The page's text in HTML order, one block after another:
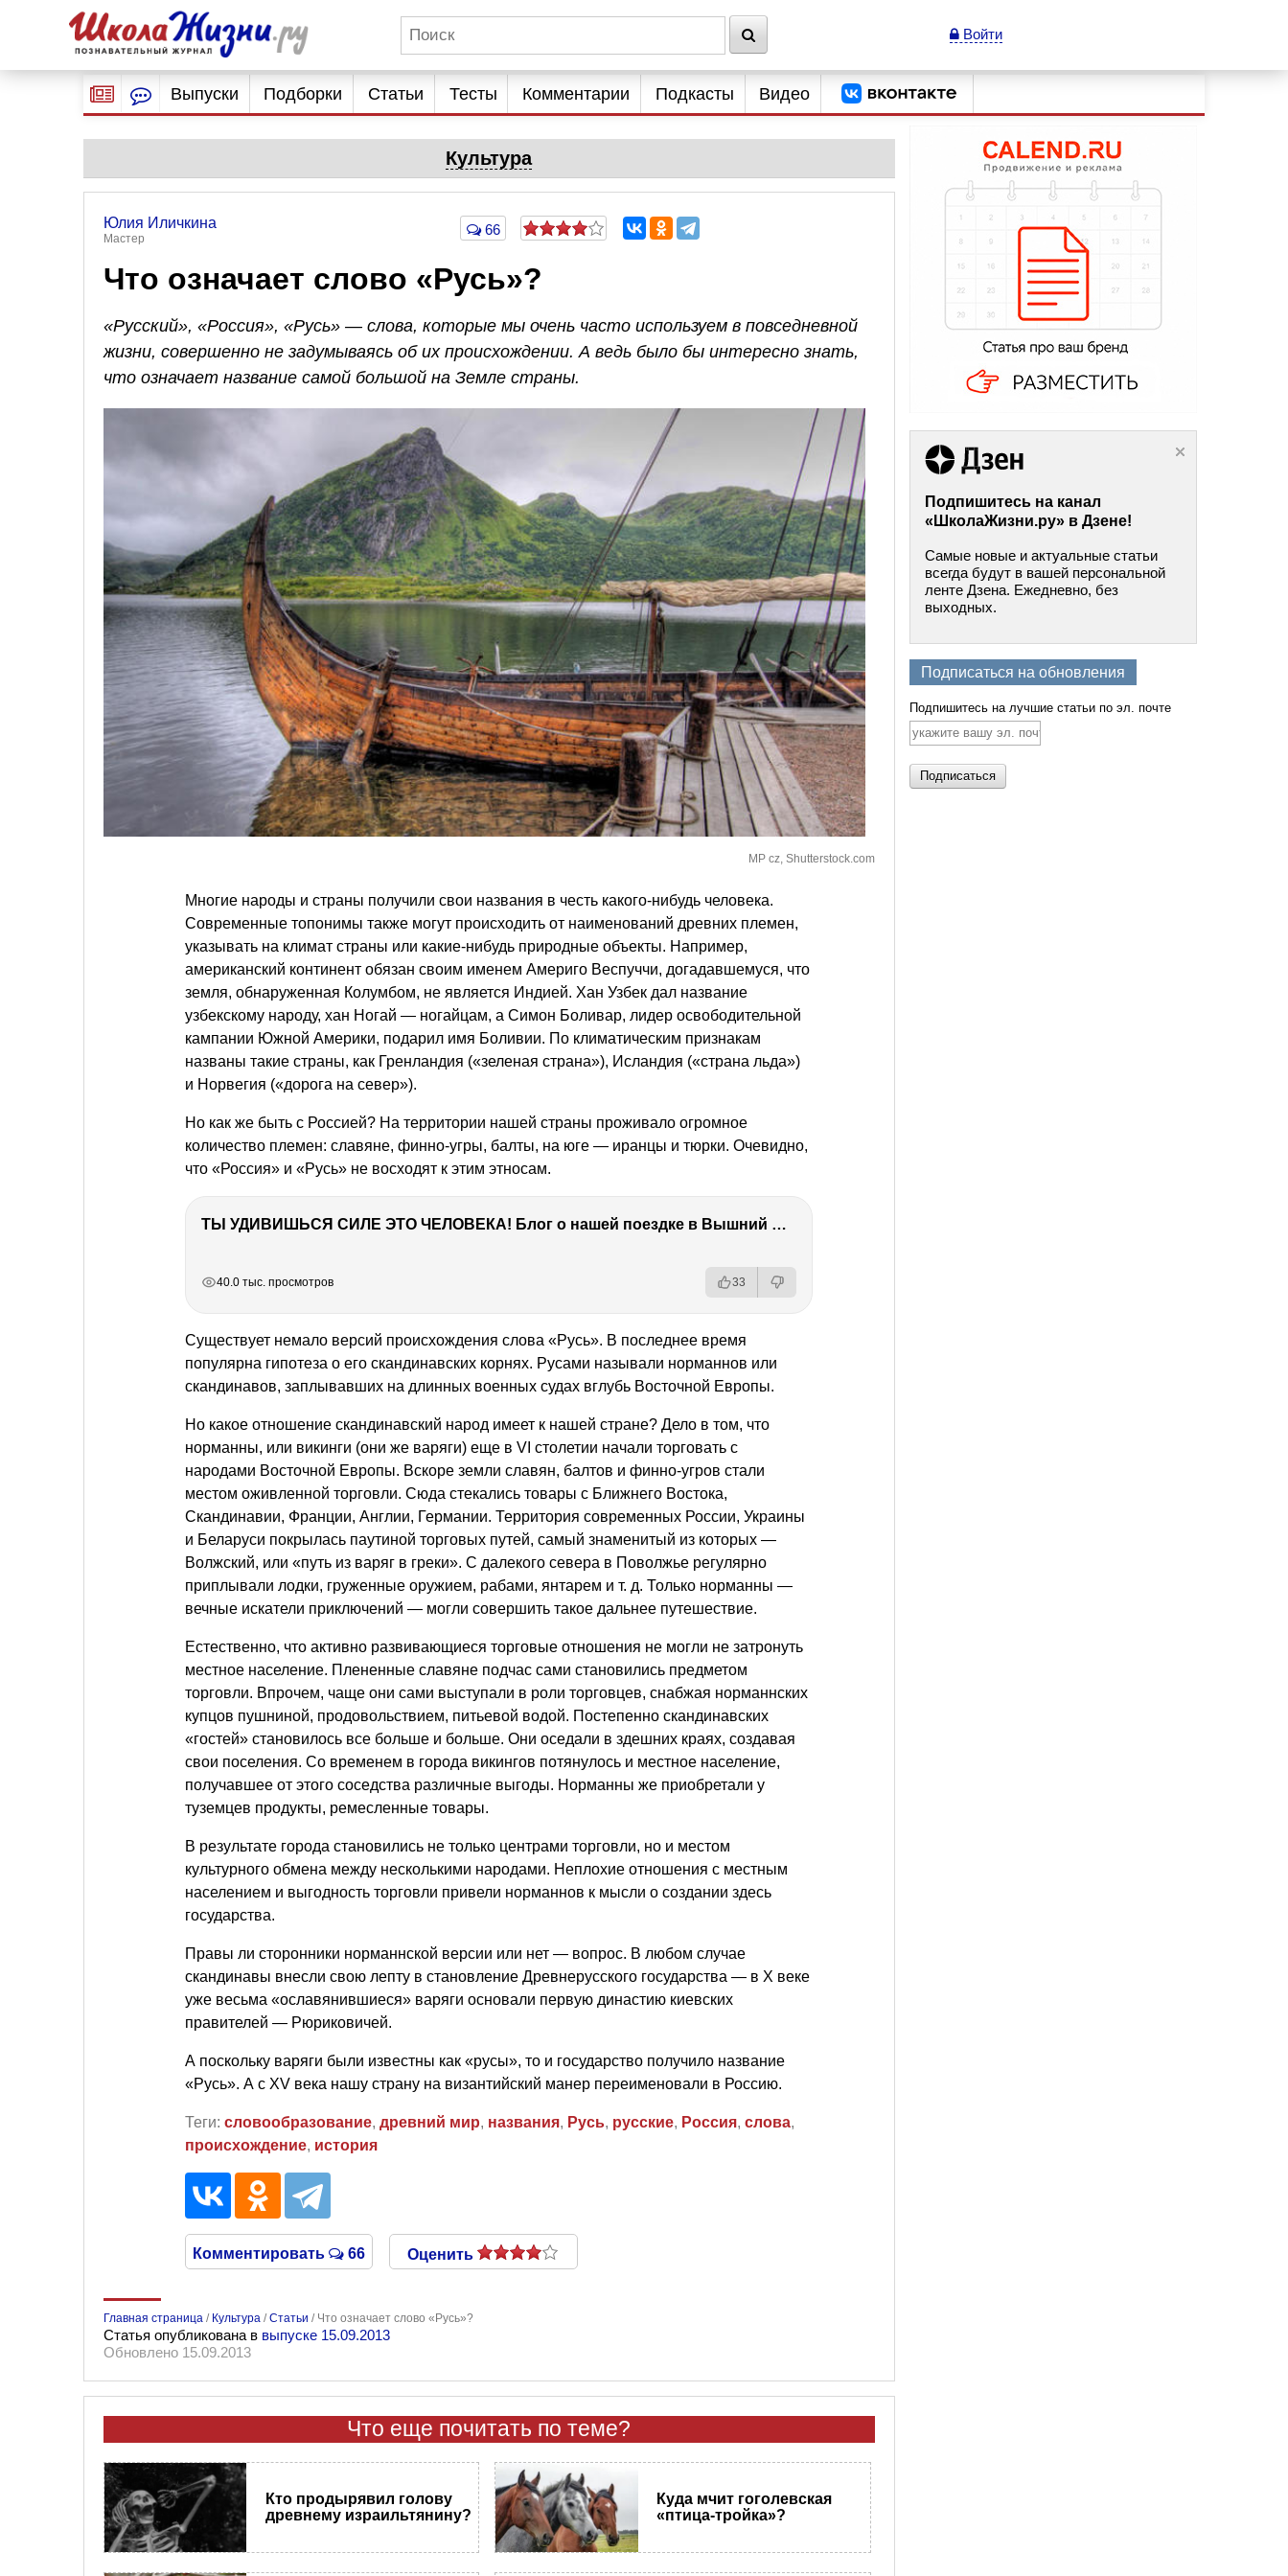
Войти
Выпуски Подборки Статьи Тесты Комментарии Подкасты Видео
Культура
Юлия Иличкина
Мастер
66
Что означает слово «Русь»?
«Русский», «Россия», «Русь» — слова, которые мы очень часто используем в повседневной
жизни, совершенно не задумываясь об их происхождении. А ведь было бы интересно знать,
что означает название самой большой на Земле страны.
MP cz, Shutterstock.com
Многие народы и страны получили свои названия в честь какого-нибудь человека.
Современные топонимы также могут происходить от наименований древних племен,
указывать на климат страны или какие-нибудь природные объекты. Например,
американский континент обязан своим именем Америго Веспуччи, догадавшемуся, что
земля, обнаруженная Колумбом, не является Индией. Хан Узбек дал название
узбекскому народу, хан Ногай — ногайцам, а Симон Боливар, лидер освободительной
кампании Южной Америки, подарил имя Боливии. По климатическим признакам
названы такие страны, как Гренландия («зеленая страна»), Исландия («страна льда»)
и Норвегия («дорога на север»).
Но как же быть с Россией? На территории нашей страны проживало огромное
количество племен: славяне, финно-угры, балты, на юге — иранцы и тюрки. Очевидно,
что «Россия» и «Русь» не восходят к этим этносам.
ТЫ УДИВИШЬСЯ СИЛЕ ЭТО ЧЕЛОВЕКА! Блог о нашей поездке в Вышний Волочек
40.0 тыс. просмотров 33
Существует немало версий происхождения слова «Русь». В последнее время
популярна гипотеза о его скандинавских корнях. Русами называли норманнов или
скандинавов, заплывавших на длинных военных судах вглубь Восточной Европы.
Но какое отношение скандинавский народ имеет к нашей стране? Дело в том, что
норманны, или викинги (они же варяги) еще в VI столетии начали торговать с
народами Восточной Европы. Вскоре земли славян, балтов и финно-угров стали
местом оживленной торговли. Сюда стекались товары с Ближнего Востока,
Скандинавии, Франции, Англии, Германии. Территория современных России, Украины
и Беларуси покрылась паутиной торговых путей, самый знаменитый из которых —
Волжский, или «путь из варяг в греки». С далекого севера в Поволжье регулярно
приплывали лодки, груженные оружием, рабами, янтарем и т. д. Только норманны —
вечные искатели приключений — могли совершить такое дальнее путешествие.
Естественно, что активно развивающиеся торговые отношения не могли не затронуть
местное население. Плененные славяне подчас сами становились предметом
торговли. Впрочем, чаще они сами выступали в роли торговцев, снабжая норманнских
купцов пушниной, продовольствием, питьевой водой. Постепенно скандинавских
«гостей» становилось все больше и больше. Они оседали в здешних краях, создавая
свои поселения. Со временем в города викингов потянулось и местное население,
получавшее от этого соседства различные выгоды. Норманны же приобретали у
туземцев продукты, ремесленные товары.
В результате города становились не только центрами торговли, но и местом
культурного обмена между несколькими народами. Неплохие отношения с местным
населением и выгодность торговли привели норманнов к мысли о создании здесь
государства.
Правы ли сторонники норманнской версии или нет — вопрос. В любом случае
скандинавы внесли свою лепту в становление Древнерусского государства — в X веке
уже весьма «ославянившиеся» варяги основали первую династию киевских
правителей — Рюриковичей.
А поскольку варяги были известны как «русы», то и государство получило название
«Русь». А с XV века нашу страну на византийский манер переименовали в Россию.
Теги: словообразование, древний мир, названия, Русь, русские, Россия, слова,
происхождение, история
Комментировать 66 Оценить
Главная страница / Культура /Статьи / Что означает слово «Русь»?
Статья опубликована в выпуске 15.09.2013
Обновлено 15.09.2013
Что еще почитать по теме?
Кто продырявил голову
древнему израильтянину?
Куда мчит гоголевская
«птица-тройка»?
Подпишитесь на канал
«ШколаЖизни.ру» в Дзене!
Самые новые и актуальные статьи
всегда будут в вашей персональной
ленте Дзена. Ежедневно, без
выходных.
Подписаться на обновления
Подпишитесь на лучшие статьи по эл. почте